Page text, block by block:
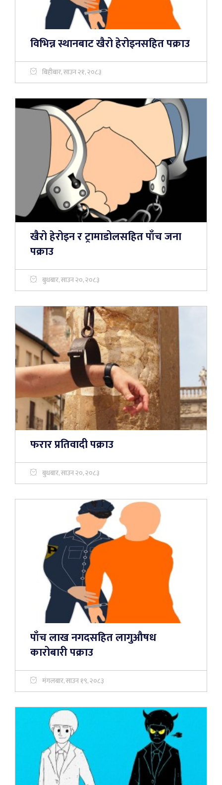
विभिन्न स्थानबाट खैरो हेरोइनसहित पक्राउ
बिहीबार, साउन २१, २०८३
खैरो हेरोइन र ट्रामाडोलसहित पाँच जना
पक्राउ
बुधबार, साउन २०, २०८३
फरार प्रतिवादी पक्राउ
बुधबार, साउन २०, २०८३
पाँच लाख नगदसहित लागुऔषध
कारोबारी पक्राउ
मंगलबार, साउन १९, २०८३